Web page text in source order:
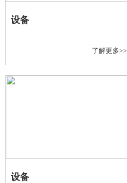
设备
了解更多>>
设备